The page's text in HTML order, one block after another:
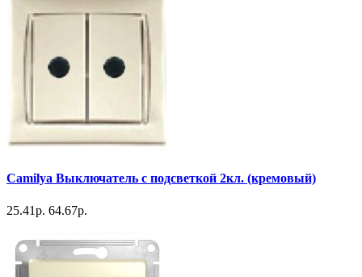
Camilya Выключатель с подсветкой 2кл. (кремовый)
25.41р. 64.67р.